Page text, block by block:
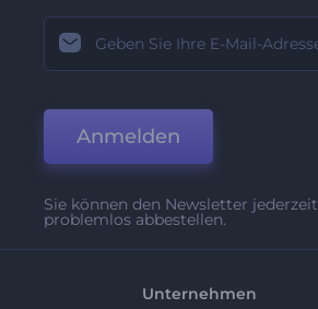
Anmelden
Sie können den Newsletter jederzeit
problemlos abbestellen.
Unternehmen